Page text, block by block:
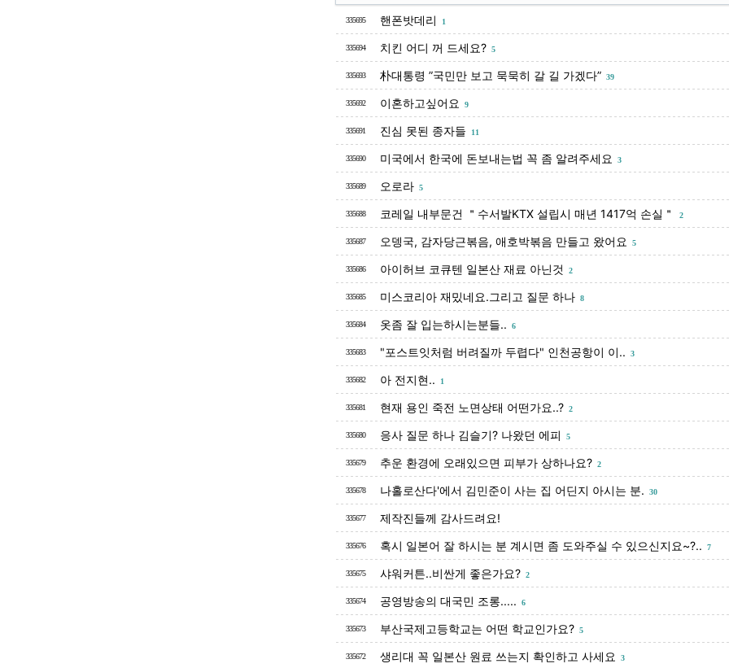
335695 핸폰밧데리 1
335694 치킨 어디 꺼 드세요? 5
335693 朴대통령 ”국민만 보고 묵묵히 갈 길 가겠다” 39
335692 이혼하고싶어요 9
335691 진심 못된 종자들 11
335690 미국에서 한국에 돈보내는법 꼭 좀 알려주세요 3
335689 오로라 5
335688 코레일 내부문건 ＂수서발KTX 설립시 매년 1417억 손실＂ 2
335687 오뎅국, 감자당근볶음, 애호박볶음 만들고 왔어요 5
335686 아이허브 코큐텐 일본산 재료 아닌것 2
335685 미스코리아 재밌네요.그리고 질문 하나 8
335684 옷좀 잘 입는하시는분들.. 6
335683 "포스트잇처럼 버려질까 두렵다" 인천공항이 이.. 3
335682 아 전지현.. 1
335681 현재 용인 죽전 노면상태 어떤가요..? 2
335680 응사 질문 하나 김슬기? 나왔던 에피 5
335679 추운 환경에 오래있으면 피부가 상하나요? 2
335678 나홀로산다'에서 김민준이 사는 집 어딘지 아시는 분. 30
335677 제작진들께 감사드려요!
335676 혹시 일본어 잘 하시는 분 계시면 좀 도와주실 수 있으신지요~?.. 7
335675 샤워커튼..비싼게 좋은가요? 2
335674 공영방송의 대국민 조롱..... 6
335673 부산국제고등학교는 어떤 학교인가요? 5
335672 생리대 꼭 일본산 원료 쓰는지 확인하고 사세요 3